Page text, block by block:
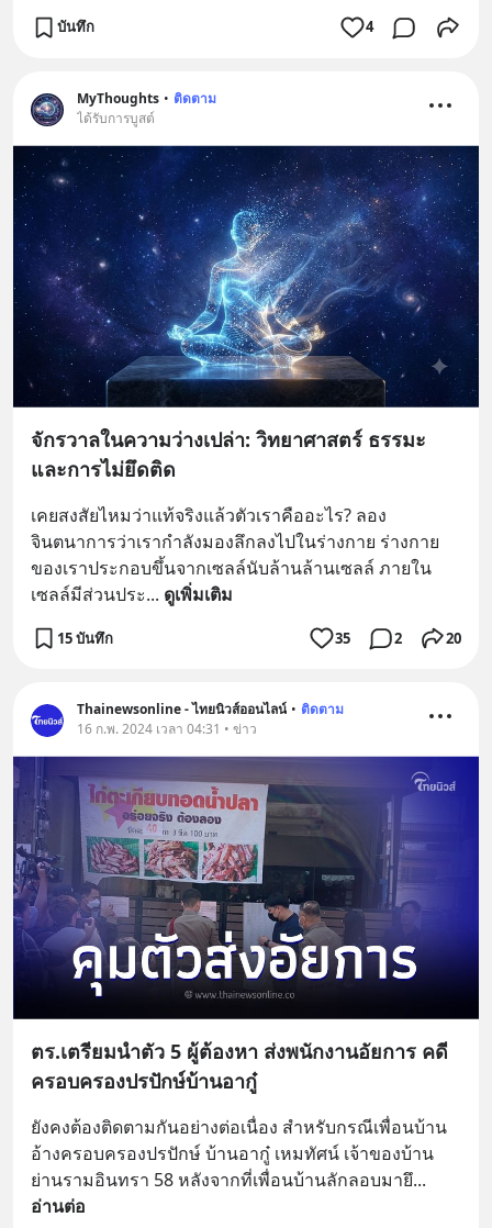
บันทึก 4
MyThoughts • ติดตาม
ได้รับการบูสต์
จักรวาลในความว่างเปล่า: วิทยาศาสตร์ ธรรมะ
และการไม่ยึดติด
เคยสงสัยไหมว่าแท้จริงแล้วตัวเราคืออะไร? ลอง
จินตนาการว่าเรากำลังมองลึกลงไปในร่างกาย ร่างกาย
ของเราประกอบขึ้นจากเซลล์นับล้านล้านเซลล์ ภายใน
เซลล์มีส่วนประ... ดูเพิ่มเติม
15 บันทึก 35 2 20
Thainewsonline - ไทยนิวส์ออนไลน์ • ติดตาม
16 ก.พ. 2024 เวลา 04:31 • ข่าว
ตร.เตรียมนำตัว 5 ผู้ต้องหา ส่งพนักงานอัยการ คดี
ครอบครองปรปักษ์บ้านอากู๋
ยังคงต้องติดตามกันอย่างต่อเนื่อง สำหรับกรณีเพื่อนบ้าน
อ้างครอบครองปรปักษ์ บ้านอากู๋ เหมทัศน์ เจ้าของบ้าน
ย่านรามอินทรา 58 หลังจากที่เพื่อนบ้านลักลอบมายึ
อ่านต่อ